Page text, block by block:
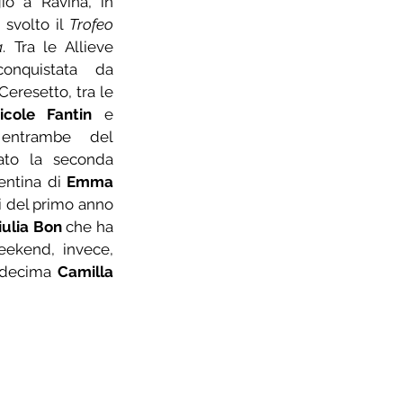
svolto il Trofeo
. Tra le Allieve
tra le
Fantin e
del
la seconda
di Emma
del primo anno
Bon che ha
invece,
Camilla